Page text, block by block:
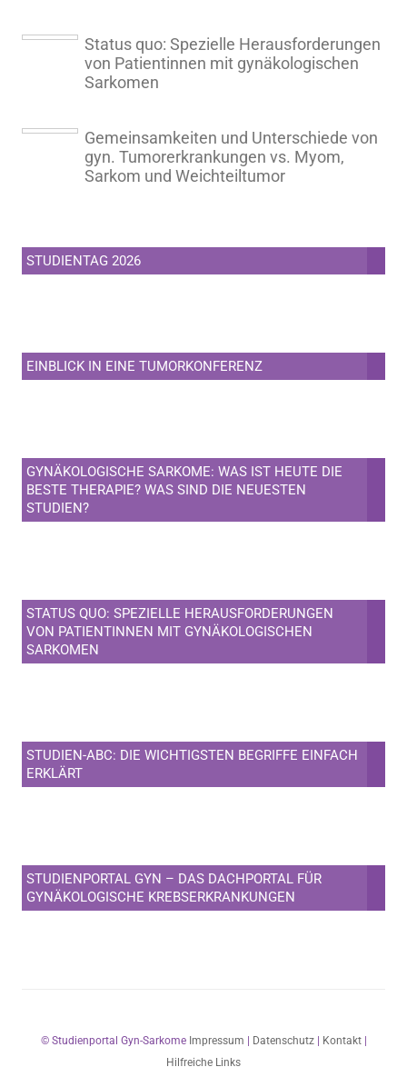
Status quo: Spezielle Herausforderungen
von Patientinnen mit gynäkologischen
Sarkomen
Gemeinsamkeiten und Unterschiede von
gyn. Tumorerkrankungen vs. Myom,
Sarkom und Weichteiltumor
STUDIENTAG 2026
EINBLICK IN EINE TUMORKONFERENZ
GYNÄKOLOGISCHE SARKOME: WAS IST HEUTE DIE
BESTE THERAPIE? WAS SIND DIE NEUESTEN
STUDIEN?
STATUS QUO: SPEZIELLE HERAUSFORDERUNGEN
VON PATIENTINNEN MIT GYNÄKOLOGISCHEN
SARKOMEN
STUDIEN-ABC: DIE WICHTIGSTEN BEGRIFFE EINFACH
ERKLÄRT
STUDIENPORTAL GYN – DAS DACHPORTAL FÜR
GYNÄKOLOGISCHE KREBSERKRANKUNGEN
© Studienportal Gyn-Sarkome Impressum Datenschutz| Kontakt|
Hilfreiche Links